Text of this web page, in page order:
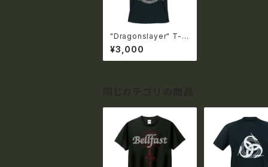
"Dragonslayer" T-S
hirts
¥3,000